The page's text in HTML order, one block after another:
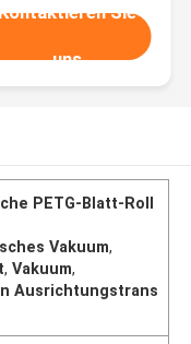
Sie
uns
PETG-Blatt-Roll
Vakuum,
,Vakuum,
Ausrichtungstrans